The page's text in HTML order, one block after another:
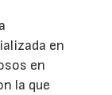
en
en
la que